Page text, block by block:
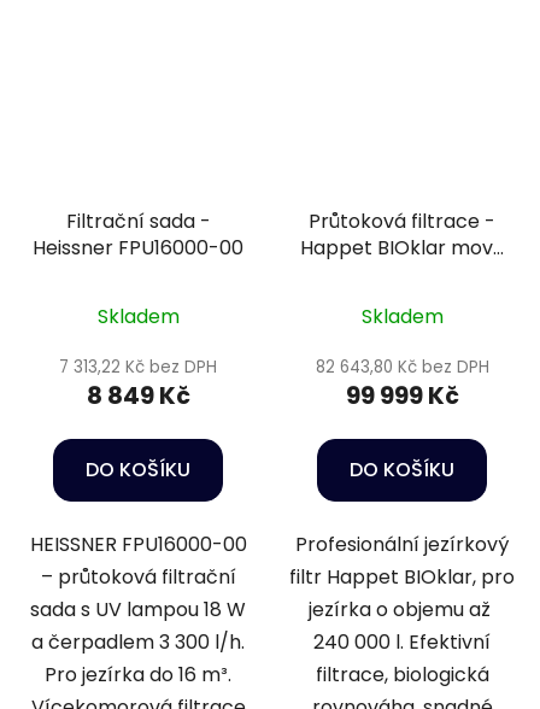
Filtrační sada -
Heissner FPU16000-00
Skladem
7 313,22 Kč bez DPH
8 849 Kč
DO KOŠÍKU
HEISSNER FPU16000-00
– průtoková filtrační
sada s UV lampou 18 W
a čerpadlem 3 300 l/h.
Pro jezírka do 16 m³.
Průtoková filtrace -
Happet BIOklar move
Skladem
82 643,80 Kč bez DPH
99 999 Kč
DO KOŠÍKU
Profesionální jezírkový
filtr Happet BIOklar, pro
jezírka o objemu až
240 000 l. Efektivní
filtrace, biologická